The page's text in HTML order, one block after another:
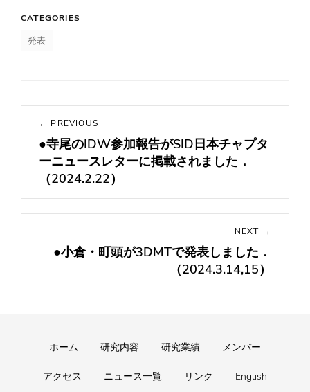
CATEGORIES
発表
投 ← PREVIOUS
Previous
post:
●寺尾のIDW参加報告がSID日本チャプタ
ーニュースレターに掲載されました．
（2024.2.22）
NEXT →
Next●小倉・町頭が3DMTで発表しました．
（2024.3.14,15）
Footerホーム 研究内容 研究業績 メンバー
アクセス ニュース一覧 リンク English